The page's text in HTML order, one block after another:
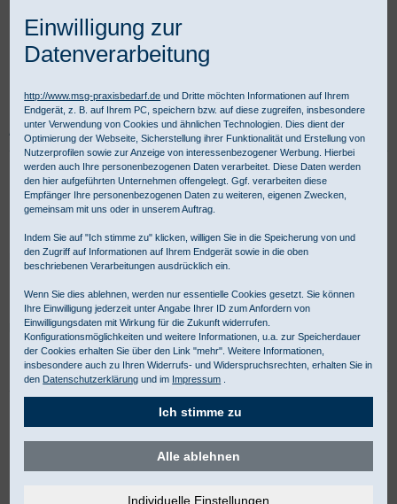
Praxisbedarf Shop Verbandmittel Verbandstoffe Klebebinden
Klebebinden im Verbandstoffe Shop
Die MSG Medizinische Geräte, Handel und Service Gesellschaft
mbH ist Ihr kompetenter Partner für Produkte aus dem Bereich der
Kategorie 'Verbandstoffe: Klebebinden'. Für gewerbliche Kunden ist
Kauf auf Rechnung möglich.
Klebebinden - Produktübersicht:
Auswahl
Produkte/Seitevor Produktliste
Einwilligung zur
Datenverarbeitung
http://www.msg-praxisbedarf.de und Dritte möchten Informationen auf Ihrem
Endgerät, z. B. auf Ihrem PC, speichern bzw. auf diese zugreifen, insbesondere
unter Verwendung von Cookies und ähnlichen Technologien. Dies dient der
Optimierung der Webseite, Sicherstellung ihrer Funktionalität und Erstellung von
Nutzerprofilen sowie zur Anzeige von interessenbezogener Werbung. Hierbei
werden auch Ihre personenbezogenen Daten verarbeitet. Diese Daten werden
den hier aufgeführten Unternehmen offengelegt. Ggf. verarbeiten diese
Empfänger Ihre personenbezogenen Daten zu weiteren, eigenen Zwecken,
gemeinsam mit uns oder in unserem Auftrag.
Indem Sie auf "Ich stimme zu" klicken, willigen Sie in die Speicherung von und
den Zugriff auf Informationen auf Ihrem Endgerät sowie in die oben
beschriebenen Verarbeitungen ausdrücklich ein.
Wenn Sie dies ablehnen, werden nur essentielle Cookies gesetzt. Sie können
Ihre Einwilligung jederzeit unter Angabe Ihrer ID zum Anfordern von
Einwilligungsdaten mit Wirkung für die Zukunft widerrufen.
Konfigurationsmöglichkeiten und weitere Informationen, u.a. zur Speicherdauer
der Cookies erhalten Sie über den Link "mehr". Weitere Informationen,
insbesondere auch zu Ihren Widerrufs- und Widerspruchsrechten, erhalten Sie in
den Datenschutzerklärung und im Impressum
Ich stimme zu
Alle ablehnen